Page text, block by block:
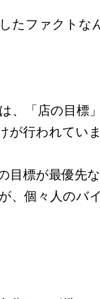
たファクトな
、「店の目標
が行われてい
目標が最優先
、個々人のバ